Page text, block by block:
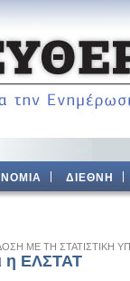
ΔΙΕΘΝΗ
ΜΕ ΤΗ ΣΤΑΤΙΣΤΙΚΗ
η ΕΛΣΤΑΤ